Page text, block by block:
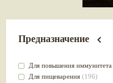
Предназначение
Для повышения иммунитета
Для пищеварения (196)